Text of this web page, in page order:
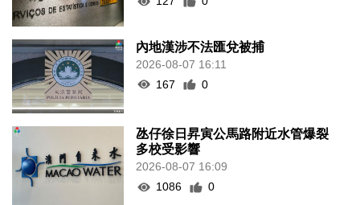
內地漢涉不法匯兌被捕
2026-08-07 16:11
167
0
氹仔徐日昇寅公馬路附近水管爆裂
多校受影響
2026-08-07 16:09
1086
0